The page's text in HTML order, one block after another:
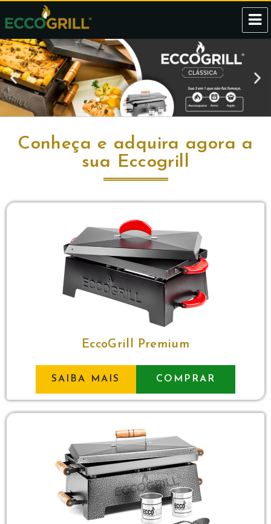
Eccogrill
Conheça e adquira agora a
sua Eccogrill
EccoGrill Premium
SAIBA MAIS COMPRAR